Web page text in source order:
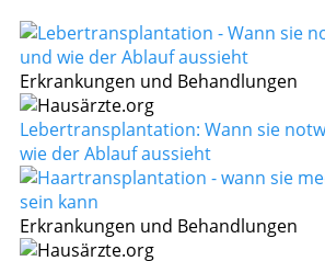
Erkrankungen und Behandlungen
Lebertransplantation: Wann sie
wie der Ablauf aussieht
Erkrankungen und Behandlungen